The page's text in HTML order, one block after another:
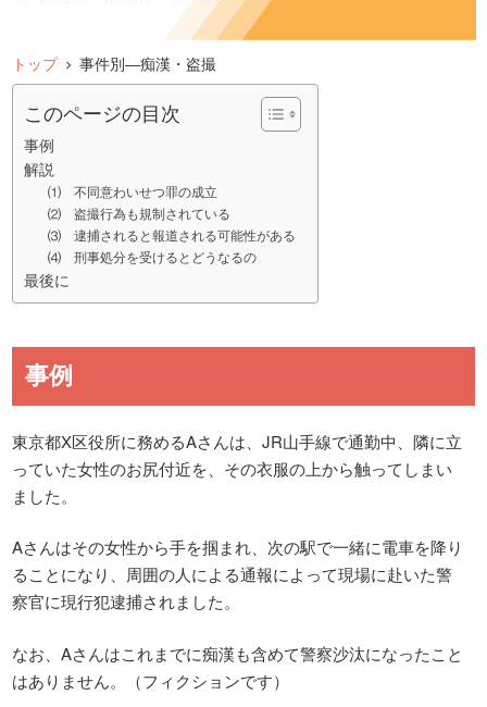
トップ 事件別―痴漢・盗撮
このページの目次
事例
解説
⑴ 不同意わいせつ罪の成立
⑵ 盗撮行為も規制されている
⑶ 逮捕されると報道される可能性がある
⑷ 刑事処分を受けるとどうなるの
最後に
事例
東京都X区役所に務めるAさんは、JR山手線で通勤中、隣に立
っていた女性のお尻付近を、その衣服の上から触ってしまい
ました。
Aさんはその女性から手を掴まれ、次の駅で一緒に電車を降り
ることになり、周囲の人による通報によって現場に赴いた警
察官に現行犯逮捕されました。
なお、Aさんはこれまでに痴漢も含めて警察沙汰になったこと
はありません。（フィクションです）